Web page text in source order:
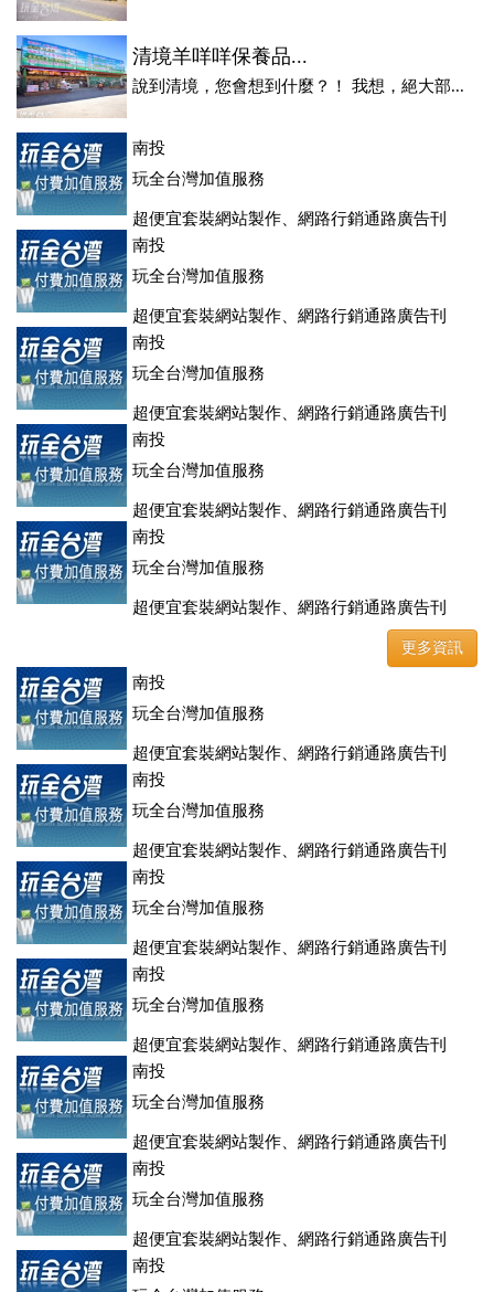
清境羊咩咩保養品...
說到清境，您會想到什麼？！ 我想，絕大部...
南投
玩全台灣加值服務
超便宜套裝網站製作、網路行銷通路廣告刊
登、訂房系統、客房委託旅行社銷售，全面優惠中....
南投
玩全台灣加值服務
超便宜套裝網站製作、網路行銷通路廣告刊
登、訂房系統、客房委託旅行社銷售，全面優惠中....
南投
玩全台灣加值服務
超便宜套裝網站製作、網路行銷通路廣告刊
登、訂房系統、客房委託旅行社銷售，全面優惠中....
南投
玩全台灣加值服務
超便宜套裝網站製作、網路行銷通路廣告刊
登、訂房系統、客房委託旅行社銷售，全面優惠中....
南投
玩全台灣加值服務
超便宜套裝網站製作、網路行銷通路廣告刊
登、訂房系統、客房委託旅行社銷售，全面優惠中....
更多資訊
南投
玩全台灣加值服務
超便宜套裝網站製作、網路行銷通路廣告刊
登、訂房系統、客房委託旅行社銷售，全面優惠中....
南投
玩全台灣加值服務
超便宜套裝網站製作、網路行銷通路廣告刊
登、訂房系統、客房委託旅行社銷售，全面優惠中....
南投
玩全台灣加值服務
超便宜套裝網站製作、網路行銷通路廣告刊
登、訂房系統、客房委託旅行社銷售，全面優惠中....
南投
玩全台灣加值服務
超便宜套裝網站製作、網路行銷通路廣告刊
登、訂房系統、客房委託旅行社銷售，全面優惠中....
南投
玩全台灣加值服務
超便宜套裝網站製作、網路行銷通路廣告刊
登、訂房系統、客房委託旅行社銷售，全面優惠中....
南投
玩全台灣加值服務
超便宜套裝網站製作、網路行銷通路廣告刊
登、訂房系統、客房委託旅行社銷售，全面優惠中....
南投